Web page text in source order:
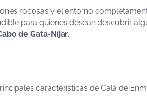
rocosas y el entorno
para quienes desean descubrir
de Gata-Níjar.
características de Cala de